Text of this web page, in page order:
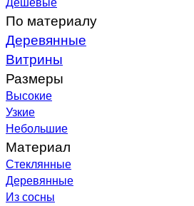
По материалу
Деревянные
Витрины
Размеры
Высокие
Узкие
Небольшие
Материал
Стеклянные
Деревянные
Из сосны